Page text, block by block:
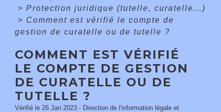
> Protection juridique (tutelle, curatelle...)
> Comment est vérifié le compte de
gestion de curatelle ou de tutelle ?
COMMENT EST VÉRIFIÉ
LE COMPTE DE GESTION
DE CURATELLE OU DE
TUTELLE ?
Vérifié le 26 Jan 2023 - Direction de l'information légale et